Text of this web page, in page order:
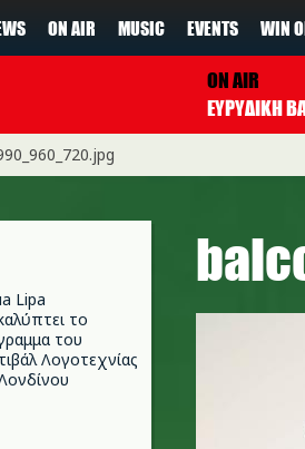
ON AIR MUSIC EVENTS WIN
ON AIR
ΕΥΡΥΔΙΚΗ
Lipa
το
του
Λογοτεχνίας